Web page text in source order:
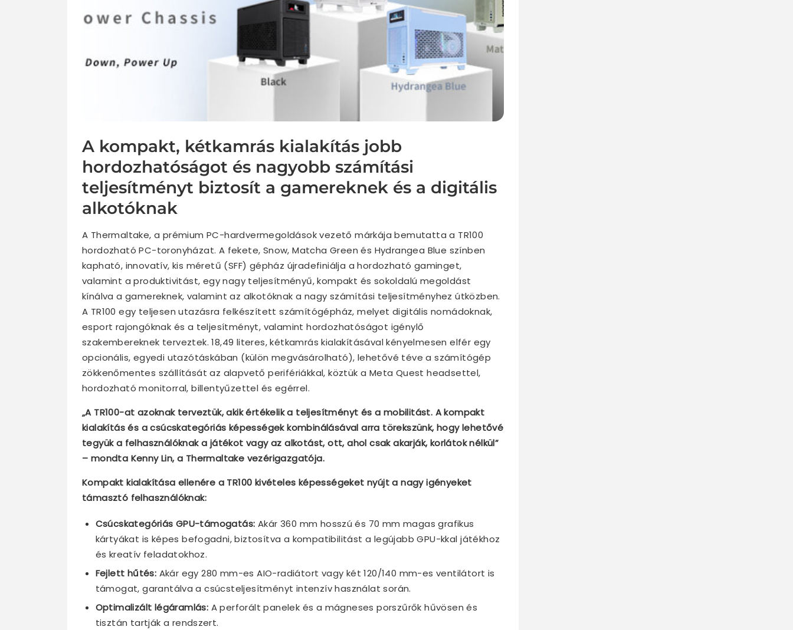
A kompakt, kétkamrás kialakítás jobb
hordozhatóságot és nagyobb számítási
teljesítményt biztosít a gamereknek és a digitális
alkotóknak
A Thermaltake, a prémium PC-hardvermegoldások vezető márkája bemutatta a TR100
hordozható PC-toronyházat. A fekete, Snow, Matcha Green és Hydrangea Blue színben
kapható, innovatív, kis méretű (SFF) gépház újradefiniálja a hordozható gaminget,
valamint a produktivitást, egy nagy teljesítményű, kompakt és sokoldalú megoldást
kínálva a gamereknek, valamint az alkotóknak a nagy számítási teljesítményhez útközben.
A TR100 egy teljesen utazásra felkészített számítógépház, melyet digitális nomádoknak,
esport rajongóknak és a teljesítményt, valamint hordozhatóságot igénylő
szakembereknek terveztek. 18,49 literes, kétkamrás kialakításával kényelmesen elfér egy
opcionális, egyedi utazótáskában (külön megvásárolható), lehetővé téve a számítógép
zökkenőmentes szállítását az alapvető perifériákkal, köztük a Meta Quest headsettel,
hordozható monitorral, billentyűzettel és egérrel.
„A TR100-at azoknak terveztük, akik értékelik a teljesítményt és a mobilitást. A kompakt
kialakítás és a csúcskategóriás képességek kombinálásával arra törekszünk, hogy lehetővé
tegyük a felhasználóknak a játékot vagy az alkotást, ott, ahol csak akarják, korlátok nélkül”
– mondta Kenny Lin, a Thermaltake vezérigazgatója.
Kompakt kialakítása ellenére a TR100 kivételes képességeket nyújt a nagy igényeket
támasztó felhasználóknak:
Csúcskategóriás GPU-támogatás: Akár 360 mm hosszú és 70 mm magas grafikus
kártyákat is képes befogadni, biztosítva a kompatibilitást a legújabb GPU-kkal játékhoz
és kreatív feladatokhoz.
Fejlett hűtés: Akár egy 280 mm-es AIO-radiátort vagy két 120/140 mm-es ventilátort is
támogat, garantálva a csúcsteljesítményt intenzív használat során.
Optimalizált légáramlás: A perforált panelek és a mágneses porszűrők hűvösen és
tisztán tartják a rendszert.